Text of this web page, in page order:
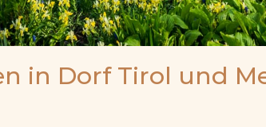
in Dorf Tirol und